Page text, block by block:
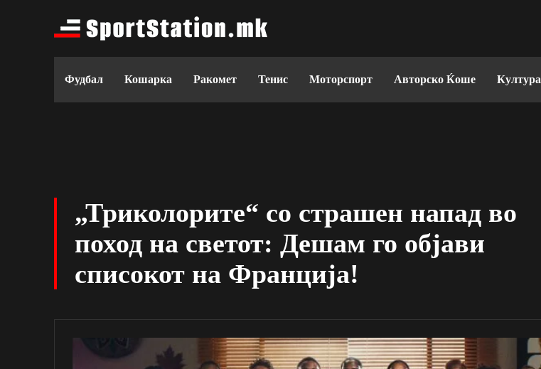
Фудбал Кошарка Ракомет Тенис Моторспорт Авторско Ќоше Култура
„Триколорите“ со страшен напад во
поход на светот: Дешам го објави
списокот на Франција!